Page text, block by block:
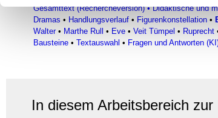
Präferenzen
Wir
gesammelt
Gesamttext (Rechercheversion) •Didaktische und
Dramas • Handlungsverlauf • Figurenkonstellation •
Walter• Marthe Rull • Eve • Veit Tümpel • Ruprecht
Bausteine • Textauswahl • Fragen und Antworten
In diesem Arbeitsbereich